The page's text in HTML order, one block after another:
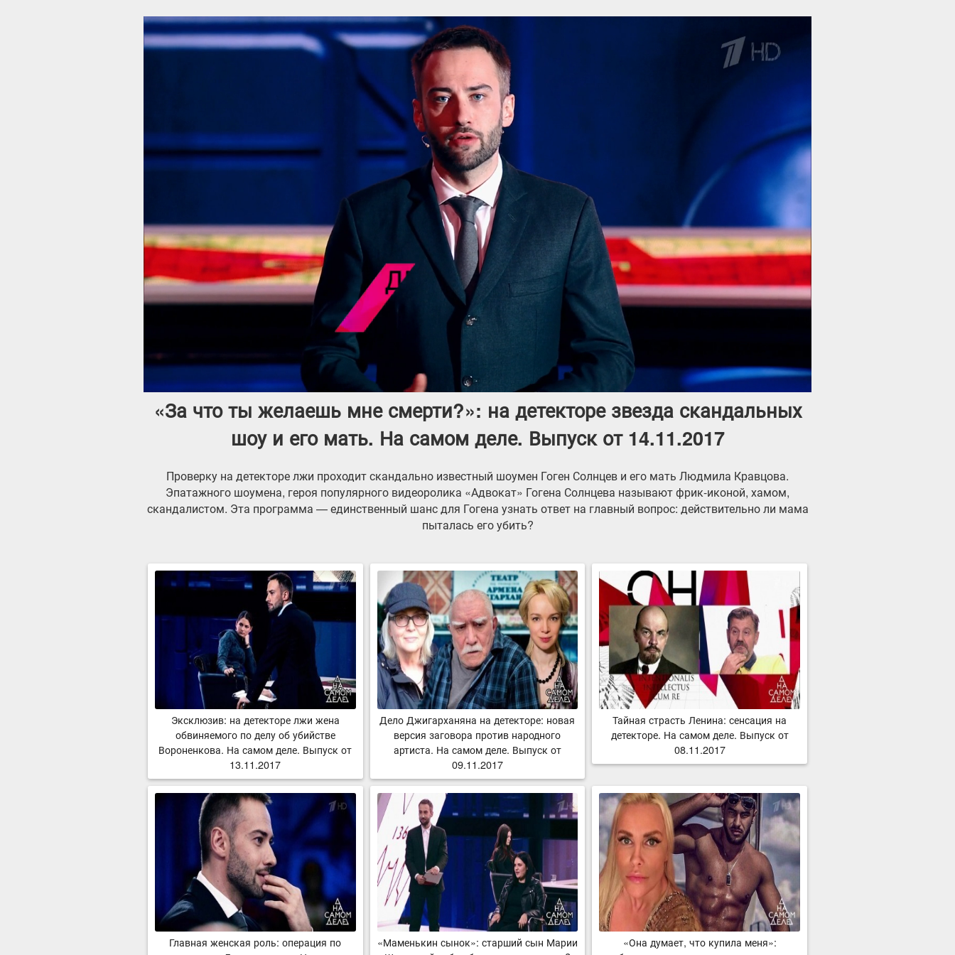
«За что ты желаешь мне смерти?»: на детекторе звезда скандальных
шоу и его мать. На самом деле. Выпуск от 14.11.2017
Проверку на детекторе лжи проходит скандально известный шоумен Гоген Солнцев и его мать Людмила Кравцова.
Эпатажного шоумена, героя популярного видеоролика «Адвокат» Гогена Солнцева называют фрик-иконой, хамом,
скандалистом. Эта программа — единственный шанс для Гогена узнать ответ на главный вопрос: действительно ли мама
пыталась его убить?
Эксклюзив: на детекторе лжи жена
обвиняемого по делу об убийстве
Вороненкова. На самом деле. Выпуск от
13.11.2017
Дело Джигарханяна на детекторе: новая
версия заговора против народного
артиста. На самом деле. Выпуск от
09.11.2017
Тайная страсть Ленина: сенсация на
детекторе. На самом деле. Выпуск от
08.11.2017
Главная женская роль: операция по
«Маменькин сынок»: старший сын Марии
«Она думает, что купила меня»: